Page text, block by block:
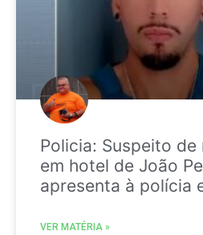
Policia: Suspeito de
em hotel de João
apresenta à polícia
VER MATÉRIA »